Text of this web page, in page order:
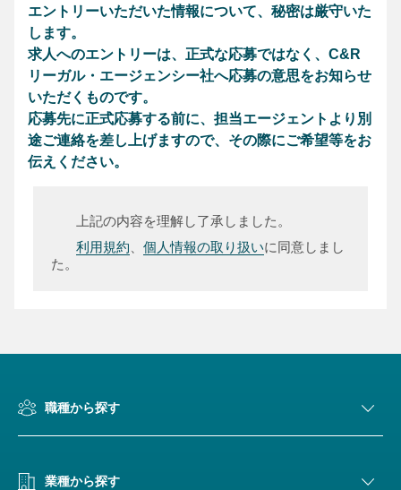
エントリーいただいた情報について、秘密は厳守いた
します。
求人へのエントリーは、正式な応募ではなく、C&R
リーガル・エージェンシー社へ応募の意思をお知らせ
いただくものです。
応募先に正式応募する前に、担当エージェントより別
途ご連絡を差し上げますので、その際にご希望等をお
伝えください。
上記の内容を理解し了承しました。
利用規約
個人情報の取り扱いに同意しまし
た。
職種から探す
業種から探す